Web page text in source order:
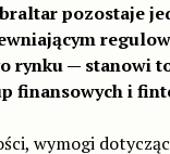
pozostaje
rynku — stanowi
finansowych i
wymogi